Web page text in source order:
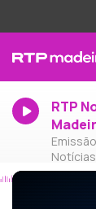
RTP
Notícias